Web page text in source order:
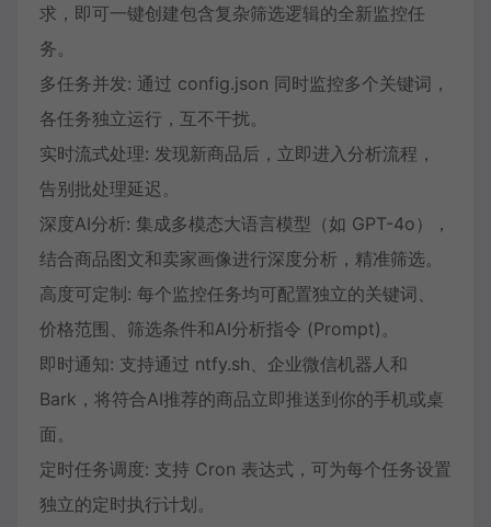
求，即可一键创建包含复杂筛选逻辑的全新监控任
务。
多任务并发: 通过 config.json 同时监控多个关键词，
各任务独立运行，互不干扰。
实时流式处理: 发现新商品后，立即进入分析流程，
告别批处理延迟。
深度AI分析: 集成多模态大语言模型（如 GPT-4o），
结合商品图文和卖家画像进行深度分析，精准筛选。
高度可定制: 每个监控任务均可配置独立的关键词、
价格范围、筛选条件和AI分析指令 (Prompt)。
即时通知: 支持通过 ntfy.sh、企业微信机器人和
Bark，将符合AI推荐的商品立即推送到你的手机或桌
面。
定时任务调度: 支持 Cron 表达式，可为每个任务设置
独立的定时执行计划。